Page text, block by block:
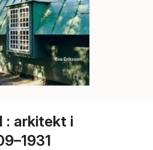
: arkitekt i